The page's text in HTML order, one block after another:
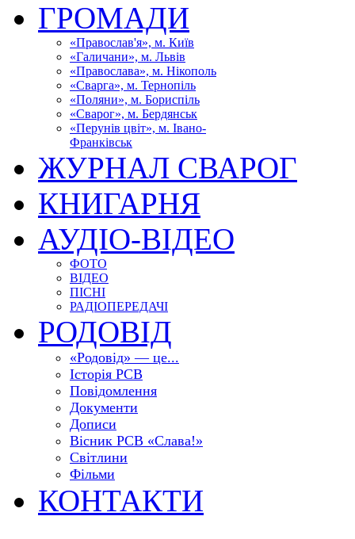
ГРОМАДИ
«Православ'я», м. Київ
«Галичани», м. Львів
«Православа», м. Нікополь
«Сварга», м. Тернопіль
«Поляни», м. Бориспіль
«Сварог», м. Бердянськ
«Перунів цвіт», м. Івано-
Франківськ
ЖУРНАЛ СВАРОГ
КНИГАРНЯ
АУДІО-ВІДЕО
ФОТО
ВІДЕО
ПІСНІ
РАДІОПЕРЕДАЧІ
РОДОВІД
«Родовід» — це...
Історія РСВ
Повідомлення
Документи
Дописи
Вісник РСВ «Слава!»
Світлини
Фільми
КОНТАКТИ